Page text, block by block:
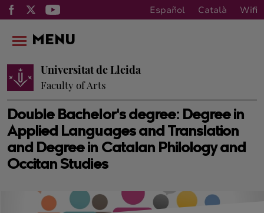
Español Català Wifi
Double Bachelor's degree: Degree in
Applied Languages and Translation
and Degree in Catalan Philology and
Occitan Studies
Universitat de Lleida
Faculty of Arts
MENU